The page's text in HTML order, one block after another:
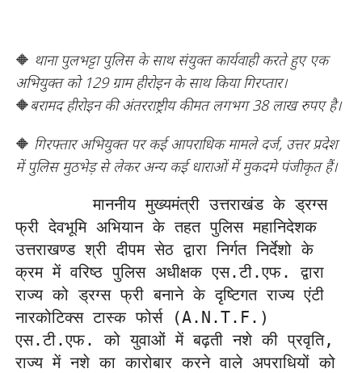
🔶 थाना पुलभट्टा पुलिस के साथ संयुक्त कार्यवाही करते हुए एक
अभियुक्त को 129 ग्राम हीरोइन के साथ किया गिरप्तार।
🔶बरामद हीरोइन की अंतरराष्ट्रीय कीमत लगभग 38 लाख रुपए है।
🔶 गिरफ्तार अभियुक्त पर कई आपराधिक मामले दर्ज, उत्तर प्रदेश
में पुलिस मुठभेड़ से लेकर अन्य कई धाराओं में मुकदमे पंजीकृत हैं।
        माननीय मुख्यमंत्री उत्तराखंड के ड्रग्स
फ्री देवभूमि अभियान के तहत पुलिस महानिदेशक
उत्तराखण्ड श्री दीपम सेठ द्वारा निर्गत निर्देशो के
क्रम में वरिष्ठ पुलिस अधीक्षक एस.टी.एफ. द्वारा
राज्य को ड्रग्स फ्री बनाने के दृष्टिगत राज्य एंटी
नारकोटिक्स टास्क फोर्स (A.N.T.F.)
एस.टी.एफ. को युवाओं में बढ़ती नशे की प्रवृति,
राज्य में नशे का कारोबार करने वाले अपराधियों को